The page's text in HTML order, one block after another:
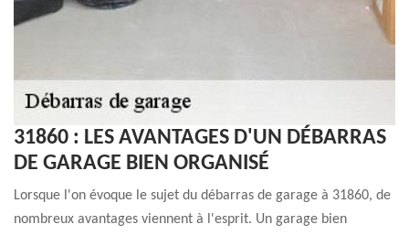
31860 : LES AVANTAGES D'UN DÉBARRAS
DE GARAGE BIEN ORGANISÉ
Lorsque l'on évoque le sujet du débarras de garage à 31860, de
nombreux avantages viennent à l'esprit. Un garage bien